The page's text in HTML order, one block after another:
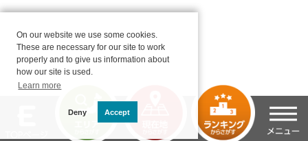
On our website we use some cookies.
These are necessary for our site to work
properly and to give us information about
how our site is used.
Learn more
Deny Accept